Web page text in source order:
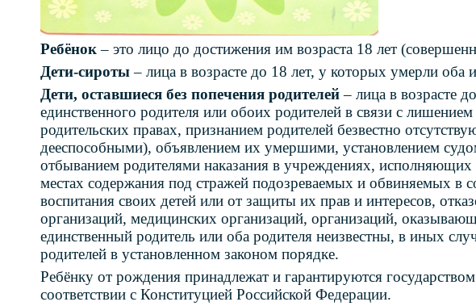
Ребёнок– это лицо до достижения им возраста 18 лет
Дети-сироты– лица в возрасте до 18 лет, у которых умерли оба
Дети, оставшиеся без попечения родителей– лица в возрасте
единственного родителя или обоих родителей в связи с
родительских правах, признанием родителей безвестно
дееспособными), объявлением их умершими, установлением
отбыванием родителями наказания в учреждениях,
местах содержания под стражей подозреваемых и обвиняемых в
воспитания своих детей или от защиты их прав и интересов,
организаций, медицинских организаций, организаций,
единственный родитель или оба родителя неизвестны, в иных
родителей в установленном законом порядке.
Ребёнку от рождения принадлежат и гарантируются
соответствии с Конституцией Российской Федерации.